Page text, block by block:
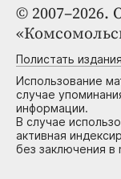
© 2007–2026.
Полистать издания
Использование
случае
информации.
В случае
активная
без заключения в